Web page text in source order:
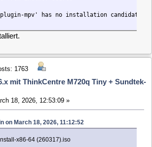
vdr-plugin-mpv is not
mean that the
mpv' has no installation candidate
wieder da sein,
ein 'neues' plugin eine neuere